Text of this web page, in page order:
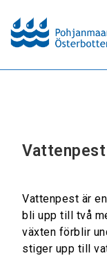
Vattenpest är
bli upp till två
växten förblir
stiger upp till